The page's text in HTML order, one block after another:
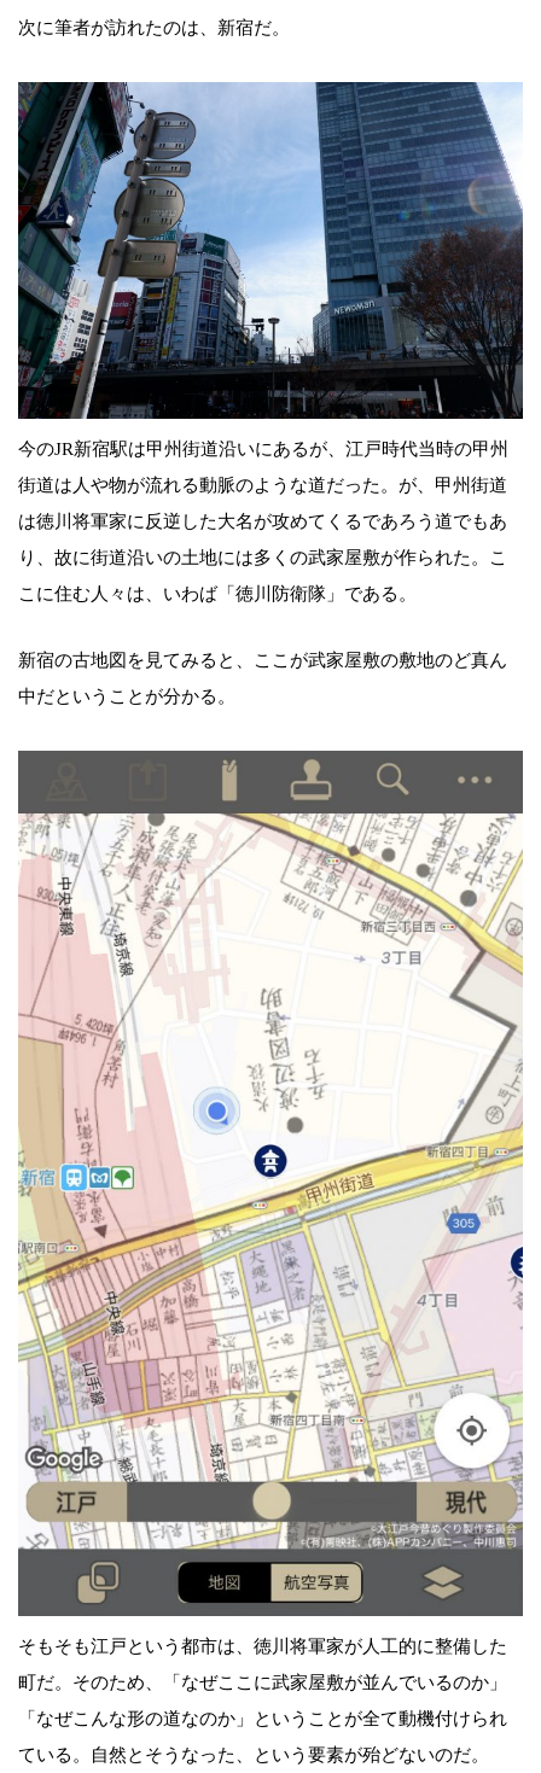
次に筆者が訪れたのは、新宿だ。
今のJR新宿駅は甲州街道沿いにあるが、江戸時代当時の甲州
街道は人や物が流れる動脈のような道だった。が、甲州街道
は徳川将軍家に反逆した大名が攻めてくるであろう道でもあ
り、故に街道沿いの土地には多くの武家屋敷が作られた。こ
こに住む人々は、いわば「徳川防衛隊」である。
新宿の古地図を見てみると、ここが武家屋敷の敷地のど真ん
中だということが分かる。
そもそも江戸という都市は、徳川将軍家が人工的に整備した
町だ。そのため、「なぜここに武家屋敷が並んでいるのか」
「なぜこんな形の道なのか」ということが全て動機付けられ
ている。自然とそうなった、という要素が殆どないのだ。